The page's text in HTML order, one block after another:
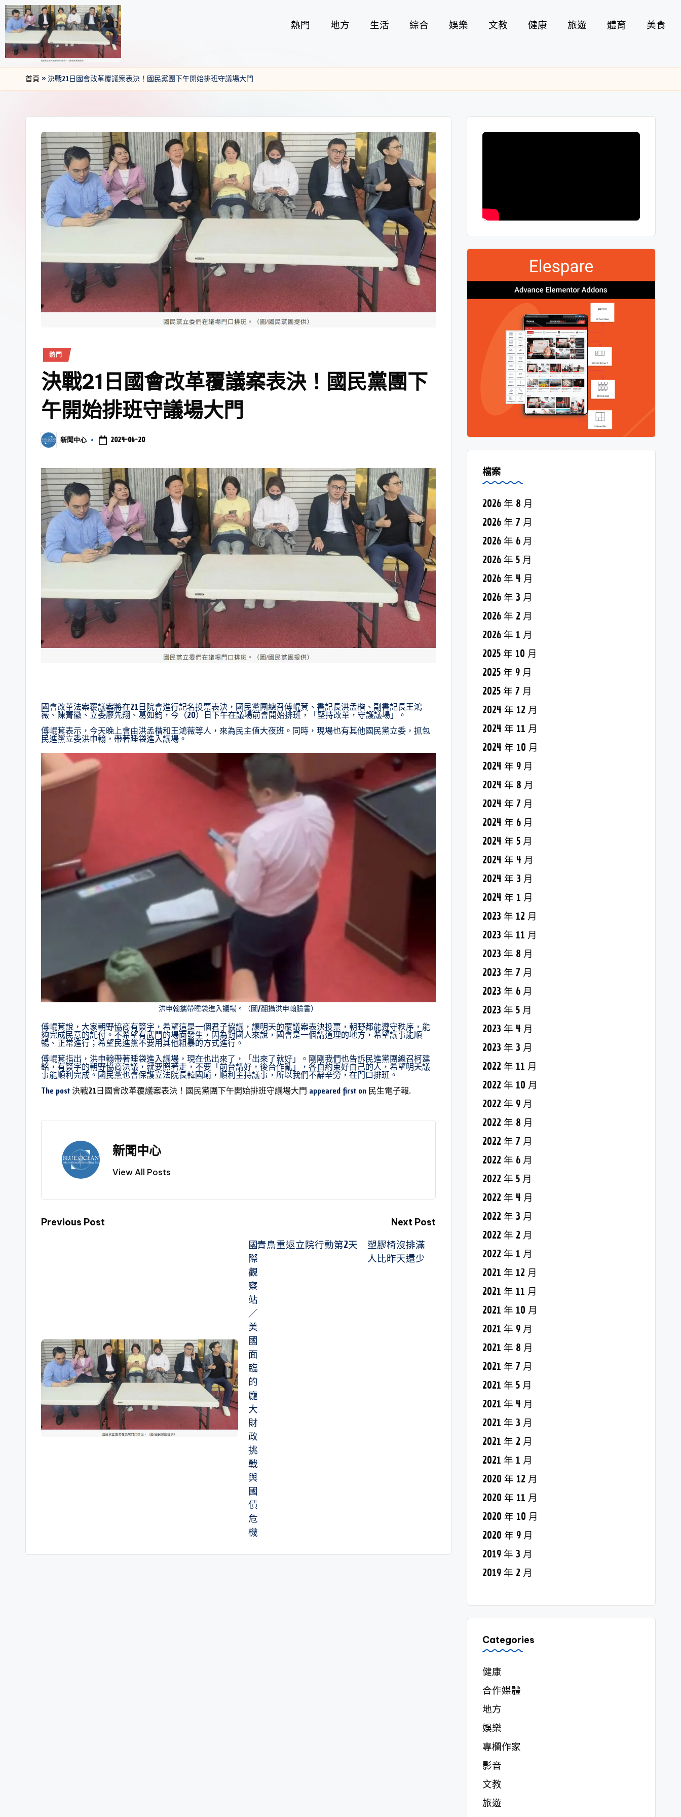
熱門 地方 生活 綜合 娛樂 文教 健康 旅遊 體育 美食
首頁 » 決戰21日國會改革覆議案表決！國民黨團下午開始排班守議場大門
熱門
決戰21日國會改革覆議案表決！國民黨團下
午開始排班守議場大門
新聞中心 2024-06-20
國會改革法案覆議案將在21日院會進行記名投票表決，國民黨團總召傅崐萁、書記長洪孟楷、副書記長王鴻
薇、陳菁徽、立委廖先翔、葛如鈞，今（20）日下午在議場前會開始排班，「堅持改革，守護議場」。
傅崐萁表示，今天晚上會由洪孟楷和王鴻薇等人，來為民主值大夜班。同時，現場也有其他國民黨立委，抓包
民進黨立委洪申翰，帶著睡袋進入議場。
洪申翰攜帶睡袋進入議場。（圖/翻攝洪申翰臉書）
傅崐萁說，大家朝野協商有簽字，希望這是一個君子協議，讓明天的覆議案表決投票，朝野都能遵守秩序，能
夠完成民意的託付。不希望有武鬥的場面發生，因為對國人來說，國會是一個講道理的地方，希望議事能順
暢、正常進行；希望民進黨不要用其他粗暴的方式進行。
傅崐萁指出，洪申翰帶著睡袋進入議場，現在也出來了，「出來了就好」。剛剛我們也告訴民進黨團總召柯建
銘，有簽字的朝野協商決議，就要照著走，不要「前台講好，後台作亂」，各自約束好自己的人，希望明天議
事能順利完成。國民黨也會保護立法院長韓國瑜，順利主持議事，所以我們不辭辛勞，在門口排班。
The post 決戰21日國會改革覆議案表決！國民黨團下午開始排班守議場大門 appeared first on 民生電子報.
新聞中心
View All Posts
Previous Post
國
際
觀
察
站
／
美
國
面
臨
的
龐
大
財
政
挑
戰
與
國
債
危
機
Next Post
青鳥重返立院行動第2天 塑膠椅沒排滿
人比昨天還少
檔案
2026 年 8 月
2026 年 7 月
2026 年 6 月
2026 年 5 月
2026 年 4 月
2026 年 3 月
2026 年 2 月
2026 年 1 月
2025 年 10 月
2025 年 9 月
2025 年 7 月
2024 年 12 月
2024 年 11 月
2024 年 10 月
2024 年 9 月
2024 年 8 月
2024 年 7 月
2024 年 6 月
2024 年 5 月
2024 年 4 月
2024 年 3 月
2024 年 1 月
2023 年 12 月
2023 年 11 月
2023 年 8 月
2023 年 7 月
2023 年 6 月
2023 年 5 月
2023 年 4 月
2023 年 3 月
2022 年 11 月
2022 年 10 月
2022 年 9 月
2022 年 8 月
2022 年 7 月
2022 年 6 月
2022 年 5 月
2022 年 4 月
2022 年 3 月
2022 年 2 月
2022 年 1 月
2021 年 12 月
2021 年 11 月
2021 年 10 月
2021 年 9 月
2021 年 8 月
2021 年 7 月
2021 年 5 月
2021 年 4 月
2021 年 3 月
2021 年 2 月
2021 年 1 月
2020 年 12 月
2020 年 11 月
2020 年 10 月
2020 年 9 月
2019 年 3 月
2019 年 2 月
Categories
健康
合作媒體
地方
娛樂
專欄作家
影音
文教
旅遊